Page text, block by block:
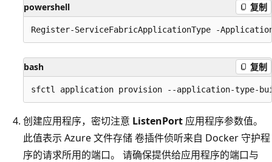
powershell 复制
bash 复制
创建应用程序，密切注意 ListenPort 应用程序参数值。
此值表示 Azure 文件存储 卷插件侦听来自 Docker 守护程
序的请求所用的端口。 请确保提供给应用程序的端口与